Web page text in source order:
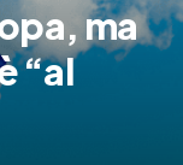
ma
“al